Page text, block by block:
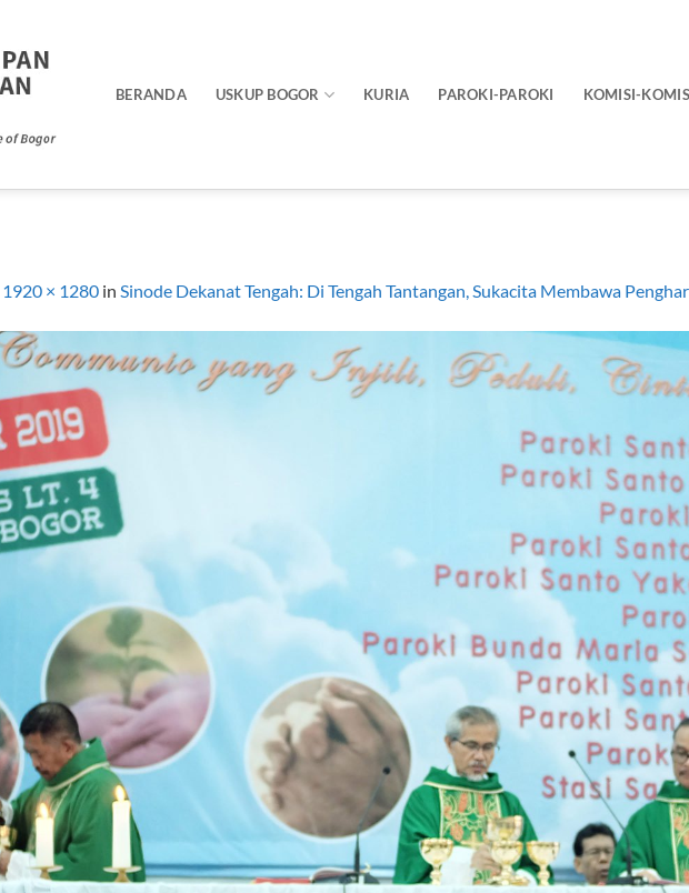
BERANDA USKUP BOGOR KURIA PAROKI-PAROKI KOMISI-
1920 × 1280 in Sinode Dekanat Tengah: Di Tengah Tantangan, Sukacita Membawa